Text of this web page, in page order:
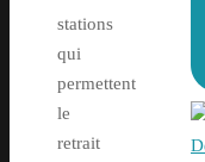
stations
qui
permettent
le
retrait